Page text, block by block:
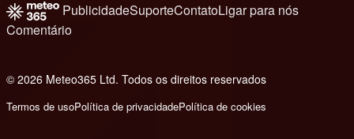
PublicidadeSuporteContatoLigar para nós
Comentário
© 2026 Meteo365 Ltd. Todos os direitos reservados
Termos de usoPolítica de privacidadePolítica de cookies